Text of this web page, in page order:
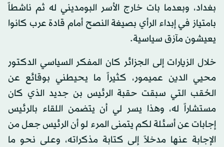
بغداد، وبعدما بات خارج الأسر البومديني له ثم ناشطاً
بامتياز في إبداء الرأي بصيغة النصح أمام قادة عرب كانوا
يعيشون مآزق سياسية.
خلال الزيارات إلى الجزائر كان المفكر السياسي الدكتور
محيي الدين عميمور، كثيراً ما يحيطني بوقائع عن
الحُقب التي سبقت حقبة الرئيس بن جديد الذي كان
مستشاراً له، وهذا يسر لي أن يتضمن اللقاء بالرئيس
إجابات عن أسئلة لكم يتمنى المرء لو أن الرئيس جعل من
الإجابة عنها مدخلاً إلى كتابة مذكراته، وعلى نحو ما